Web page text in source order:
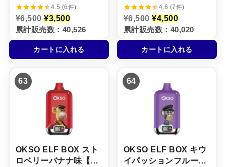
パフ】5%4.5 (6件)
¥6,500 元
の
価
格
は
¥
0
0
た
。
¥3,500現
在
の
価
格
は
5
0
。
累計販売数：40,526
カートに入れる
ロベリー・チェリー
【ニコパフ】5%
4.6 (7件)
¥6,500 元
の
価
格
は
¥
0
0
。
¥4,500現
在
の
価
格
は
5
。
累計販売数：40,020
カートに入れる
63
OKSO ELF BOX スト
ロベリーバナナ味【ニ
64
OKSO ELF BOX キウ
イパッションフルーツ